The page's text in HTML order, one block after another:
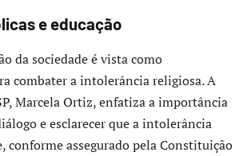
e educação
da sociedade é vista como
combater a intolerância religiosa. A
Marcela Ortiz, enfatiza a importância
e esclarecer que a intolerância
conforme assegurado pela Constituição